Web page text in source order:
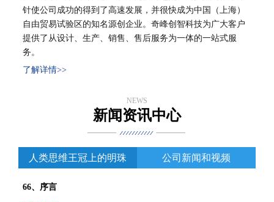
加盟案例展示 加盟案例展示,了解更多详细的内容
专利案例展示
针使公司成功的得到了高速发展，并很快成为中国（上海）
自由贸易试验区的知名源创企业。奇峰创智科技为广大客户
提供了从设计、生产、销售、售后服务为一体的一站式服
务。
了解详情>>
NEWS
新闻资讯中心
人类思维王冠上的明珠 公司新闻和视频
66、序言